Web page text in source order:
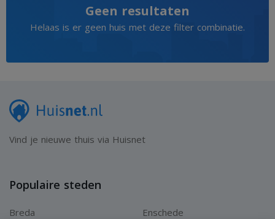
Geen resultaten
Helaas is er geen huis met deze filter combinatie.
Vind je nieuwe thuis via Huisnet
Populaire steden
Breda
Enschede